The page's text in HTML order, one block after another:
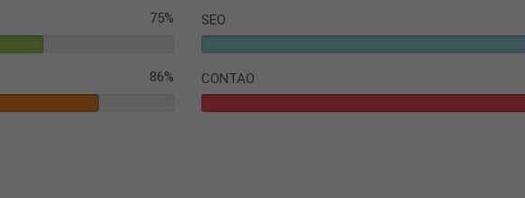
75% SEO
86% CONTAO